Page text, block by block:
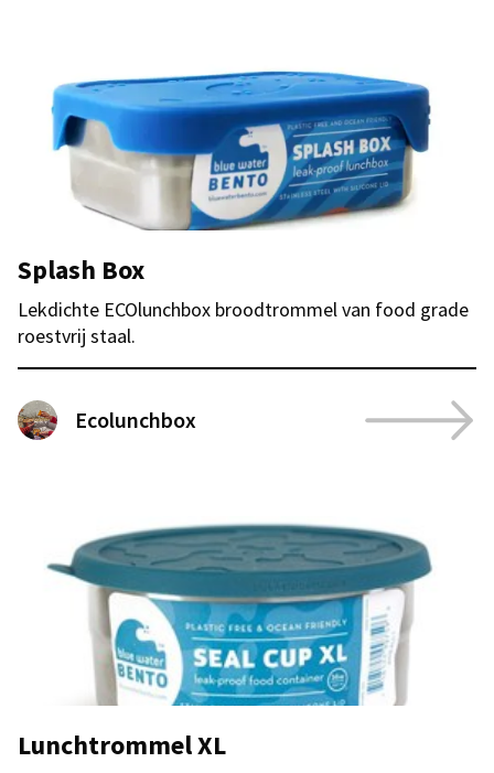
Splash Box
Lekdichte ECOlunchbox broodtrommel van food grade
roestvrij staal.
Ecolunchbox
Lunchtrommel XL